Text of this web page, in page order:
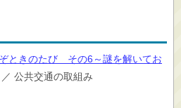
ぞときのたび その6～謎を解いてお
／ 公共交通の取組み